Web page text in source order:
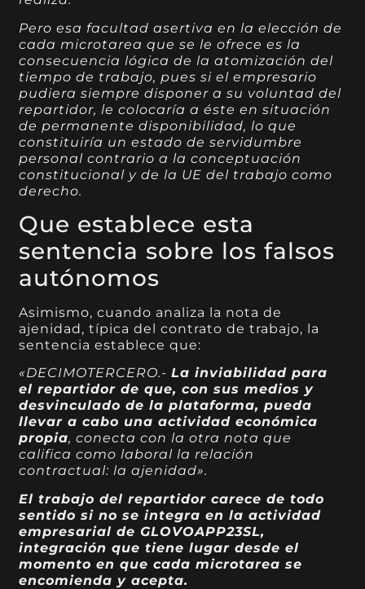
Pero esa facultad asertiva en la elección de
cada microtarea que se le ofrece es la
consecuencia lógica de la atomización del
tiempo de trabajo, pues si el empresario
pudiera siempre disponer a su voluntad del
repartidor, le colocaría a éste en situación
de permanente disponibilidad, lo que
constituiría un estado de servidumbre
personal contrario a la conceptuación
constitucional y de la UE del trabajo como
derecho.
Que establece esta
sentencia sobre los falsos
autónomos
Asimismo, cuando analiza la nota de
ajenidad, típica del contrato de trabajo, la
sentencia establece que:
«DECIMOTERCERO.-La inviabilidad para
el repartidor de que, con sus medios y
desvinculado de la plataforma, pueda
llevar a cabo una actividad económica
propia, conecta con la otra nota que
califica como laboral la relación
contractual: la ajenidad».
El trabajo del repartidor carece de todo
sentido si no se integra en la actividad
empresarial de GLOVOAPP23SL,
integración que tiene lugar desde el
momento en que cada microtarea se
encomienda y acepta.